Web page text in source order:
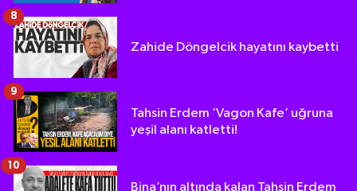
Zahide Döngelcik hayatını kaybetti
8
Tahsin Erdem ‘Vagon Kafe’ uğruna
yeşil alanı katletti!
9
Bina’nın altında kalan Tahsin Erdem
10